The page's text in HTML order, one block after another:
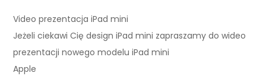
Video prezentacja iPad mini
Jeżeli ciekawi Cię design iPad mini zapraszamy do wideo
prezentacji nowego modelu iPad mini
Apple